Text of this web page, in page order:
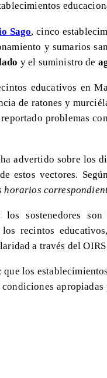
Sago, cinco
y sumarios
y el suministro de
educativos en
de ratones y
problemas
advertido sobre los
estos vectores.
horarios
sostenedores son
los recintos
a través del
los